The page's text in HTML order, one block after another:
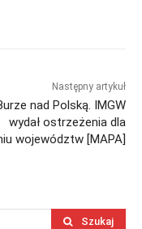
Następny artykuł
nad Polską. IMGW
wydał ostrzeżenia dla
województw [MAPA]
Szukaj